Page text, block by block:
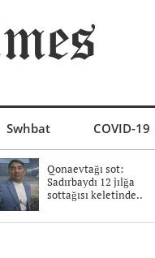
Swhbat COVID-19
Qonaevtağı sot:
Sadırbaydı 12 jılğa
sottağısı keletinde..